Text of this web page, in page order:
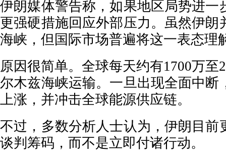
伊朗媒体警告称，如果地区局势进一
更强硬措施回应外部压力。虽然伊朗
海峡，但国际市场普遍将这一表态理
原因很简单。全球每天约有1700万至
尔木兹海峡运输。一旦出现全面中断
上涨，并冲击全球能源供应链。
不过，多数分析人士认为，伊朗目前
谈判筹码，而不是立即付诸行动。